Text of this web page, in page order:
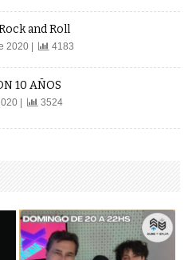
and Roll
2020 | 4183
10 AÑOS
| 3524